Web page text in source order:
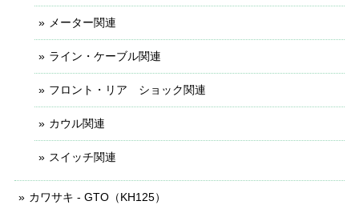
メーター関連
ライン・ケーブル関連
フロント・リア ショック関連
カウル関連
スイッチ関連
カワサキ - GTO（KH125）